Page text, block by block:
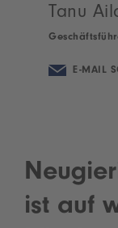
Tanu
E-MAIL
ist auf